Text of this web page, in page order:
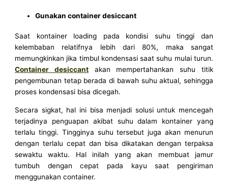
Gunakan container desiccant
Saat kontainer loading pada kondisi suhu tinggi dan
kelembaban relatifnya lebih dari 80%, maka sangat
memungkinkan jika timbul kondensasi saat suhu mulai turun.
Container desiccantakan mempertahankan suhu titik
pengembunan tetap berada di bawah suhu aktual, sehingga
proses kondensasi bisa dicegah.
Secara sigkat, hal ini bisa menjadi solusi untuk mencegah
terjadinya penguapan akibat suhu dalam kontainer yang
terlalu tinggi. Tingginya suhu tersebut juga akan menurun
dengan terlalu cepat dan bisa dikatakan dengan terpaksa
sewaktu waktu. Hal inilah yang akan membuat jamur
tumbuh dengan cepat pada kayu saat pengiriman
menggunakan container.